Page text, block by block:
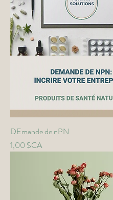
DEmande de nPN
Prix
1,00 $CA